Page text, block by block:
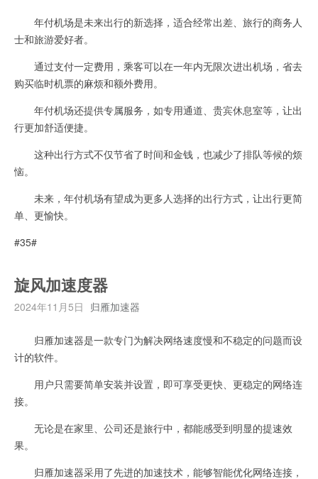
年付机场是未来出行的新选择，适合经常出差、旅行的商务人
士和旅游爱好者。
通过支付一定费用，乘客可以在一年内无限次进出机场，省去
购买临时机票的麻烦和额外费用。
年付机场还提供专属服务，如专用通道、贵宾休息室等，让出
行更加舒适便捷。
这种出行方式不仅节省了时间和金钱，也减少了排队等候的烦
恼。
未来，年付机场有望成为更多人选择的出行方式，让出行更简
单、更愉快。
#35#
旋风加速度器
2024年11月5日 归雁加速器
归雁加速器是一款专门为解决网络速度慢和不稳定的问题而设
计的软件。
用户只需要简单安装并设置，即可享受更快、更稳定的网络连
接。
无论是在家里、公司还是旅行中，都能感受到明显的提速效
果。
归雁加速器采用了先进的加速技术，能够智能优化网络连接，